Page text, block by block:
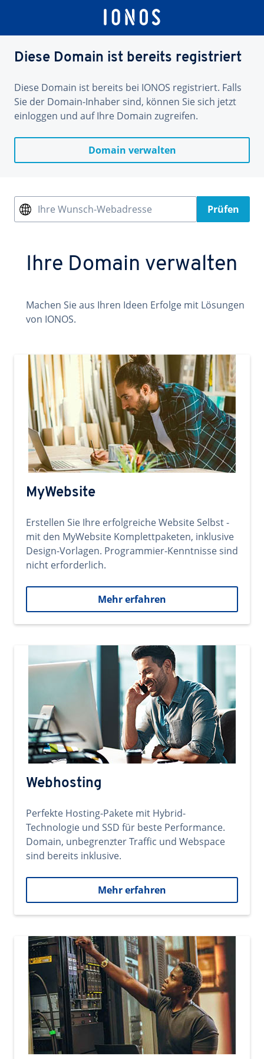
Diese Domain ist bereits registriert
Diese Domain ist bereits bei IONOS registriert. Falls
Sie der Domain-Inhaber sind, können Sie sich jetzt
einloggen und auf Ihre Domain zugreifen.
Domain verwalten
Ihre Wunsch-Webadresse Prüfen
Ihre Domain verwalten
Machen Sie aus Ihren Ideen Erfolge mit Lösungen
von IONOS.
MyWebsite
Erstellen Sie Ihre erfolgreiche Website Selbst -
mit den MyWebsite Komplettpaketen, inklusive
Design-Vorlagen. Programmier-Kenntnisse sind
nicht erforderlich.
Mehr erfahren
Webhosting
Perfekte Hosting-Pakete mit Hybrid-
Technologie und SSD für beste Performance.
Domain, unbegrenzter Traffic und Webspace
sind bereits inklusive.
Mehr erfahren